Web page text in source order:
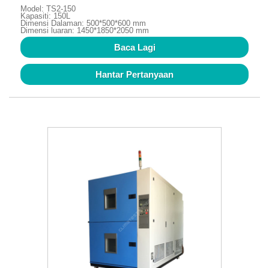
Model: TS2-150
Kapasiti: 150L
Dimensi Dalaman: 500*500*600 mm
Dimensi luaran: 1450*1850*2050 mm
Baca Lagi
Hantar Pertanyaan